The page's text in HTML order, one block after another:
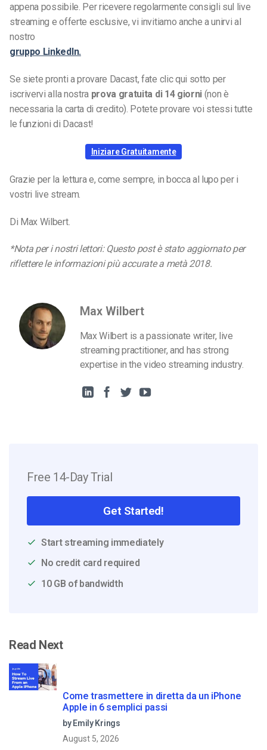
appena possibile. Per ricevere regolarmente consigli sul live
streaming e offerte esclusive, vi invitiamo anche a unirvi al
nostro
gruppo LinkedIn.
Se siete pronti a provare Dacast, fate clic qui sotto per
iscrivervi alla nostraprova gratuita di 14 giorni (non è
necessaria la carta di credito). Potete provare voi stessi tutte
le funzioni di Dacast!
Iniziare Gratuitamente
Grazie per la lettura e, come sempre, in bocca al lupo per i
vostri live stream.
Di Max Wilbert.
*Nota per i nostri lettori: Questo post è stato aggiornato per
riflettere le informazioni più accurate a metà 2018.
Max Wilbert
Max Wilbert is a passionate writer, live
streaming practitioner, and has strong
expertise in the video streaming industry.
Free 14-Day Trial
Get Started!
Start streaming immediately
No credit card required
10 GB of bandwidth
Read Next
Come trasmettere in diretta da un iPhone
Apple in 6 semplici passi
by Emily Krings
August 5, 2026